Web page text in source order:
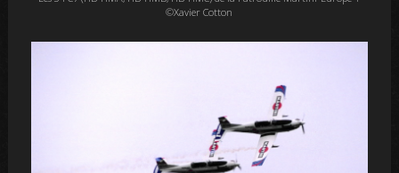
©Xavier Cotton